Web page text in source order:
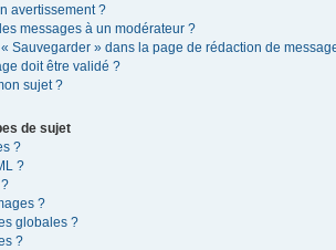
avertissement ?
messages à un modérateur ?
Sauvegarder » dans la page de rédaction de
doit être validé ?
sujet ?
de sujet
?
?
?
globales ?
?